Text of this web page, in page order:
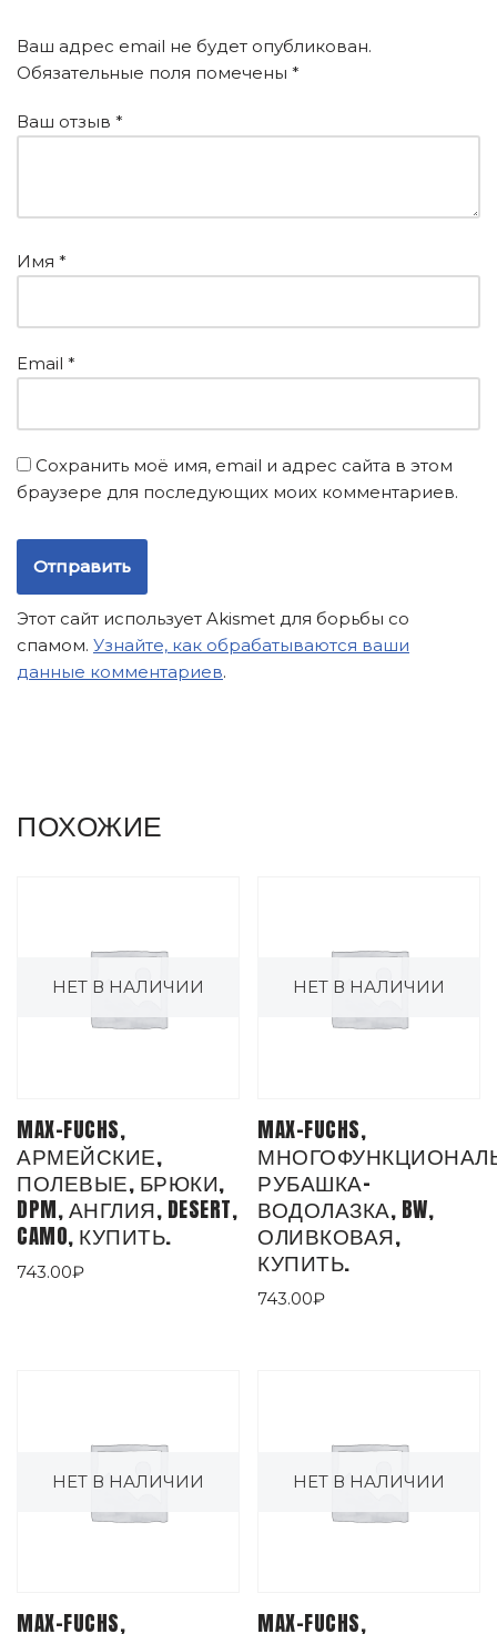
Ваш адрес email не будет опубликован.
Обязательные поля помечены *
Ваш отзыв *
Имя *
Email *
Сохранить моё имя, email и адрес сайта в этом
браузере для последующих моих комментариев.
Этот сайт использует Akismet для борьбы со
спамом. Узнайте, как обрабатываются ваши
данные комментариев.
ПОХОЖИЕ
НЕТ В НАЛИЧИИ
MAX-FUCHS,
АРМЕЙСКИЕ,
ПОЛЕВЫЕ, БРЮКИ,
DPM, АНГЛИЯ, DESERT,
CAMO, КУПИТЬ.
743.00₽
НЕТ В НАЛИЧИИ
MAX-FUCHS,
РУБАШКА-
ВОДОЛАЗКА, BW,
ОЛИВКОВАЯ,
КУПИТЬ.
743.00₽
НЕТ В НАЛИЧИИ
MAX-FUCHS,
НЕТ В НАЛИЧИИ
MAX-FUCHS,